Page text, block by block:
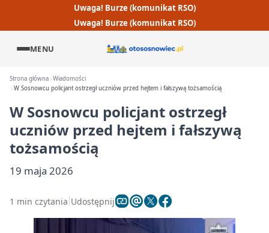
Uwaga! Burze (komunikat RSO)
Uwaga! Burze (komunikat RSO)
MENU
Strona główna Wiadomości
W Sosnowcu policjant ostrzegł uczniów przed hejtem i fałszywą tożsamością
W Sosnowcu policjant ostrzegł
uczniów przed hejtem i fałszywą
tożsamością
19 maja 2026
1 min czytania Udostępnij